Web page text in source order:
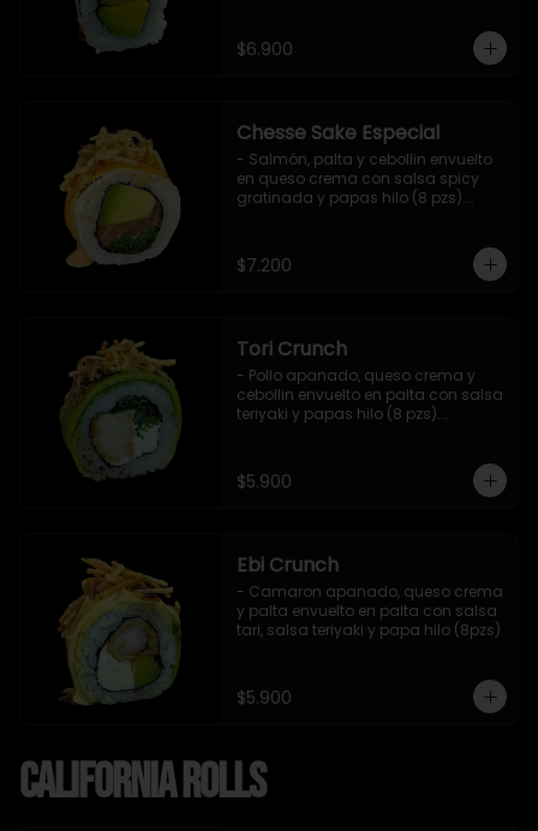
$6.900
Chesse Sake Especial
- Salmón, palta y cebollin envuelto
en queso crema con salsa spicy
gratinada y papas hilo (8 pzs).
$7.200
Tori Crunch
- Pollo apanado, queso crema y
cebollin envuelto en palta con salsa
teriyaki y papas hilo (8 pzs).
$5.900
Ebi Crunch
- Camaron apanado, queso crema
y palta envuelto en palta con salsa
tari, salsa teriyaki y papa hilo (8pzs)
$5.900
California Rolls